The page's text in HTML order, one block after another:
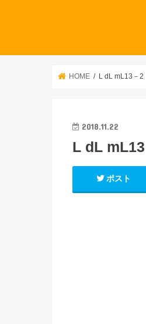
HOME L dL mL13－2
2018.11.22
L dL
ポスト